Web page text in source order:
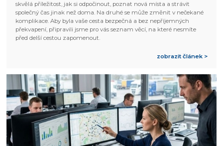
skvělá příležitost, jak si odpočinout, poznat nová místa a strávit
společný čas jinak než doma. Na druhé se může změnit v nečekané
komplikace. Aby byla vaše cesta bezpečná a bez nepříjemných
překvapení, připravili jsme pro vás seznam věcí, na které nesmíte
před delší cestou zapomenout.
zobrazit článek >